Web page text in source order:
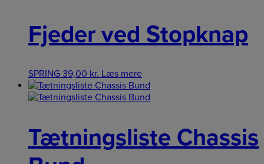
Fjeder ved Stopknap
SPRING 39,00 kr. Læs mere
Tætningsliste Chassis